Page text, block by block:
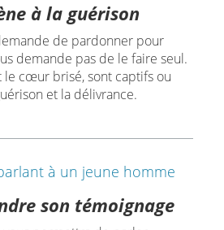
à la guérison
de pardonner pour
demande pas de le faire seul.
le cœur brisé, sont captifs ou
et la délivrance.
son témoignage